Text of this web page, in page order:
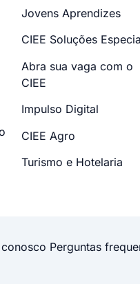
Jovens Aprendizes
CIEE Soluções
Abra sua vaga com o
CIEE
Impulso Digital
CIEE Agro
Turismo e Hotelaria
Perguntas